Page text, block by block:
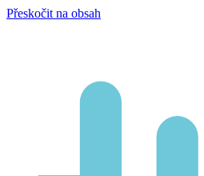
Přeskočit na obsah